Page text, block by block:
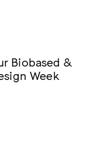
Biobased &
Week